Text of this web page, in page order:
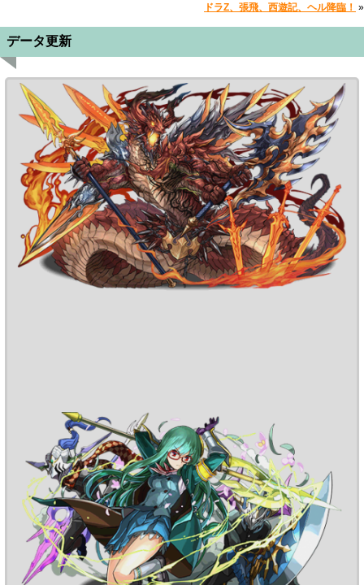
ドラZ、張飛、西遊記、ヘル降臨！ »
データ更新